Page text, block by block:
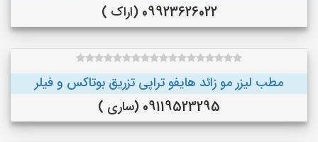
09923626022 (اراک )
مطب لیزر مو زائد هایفو تراپی تزریق بوتاکس و فیلر
09119523295 (ساری )